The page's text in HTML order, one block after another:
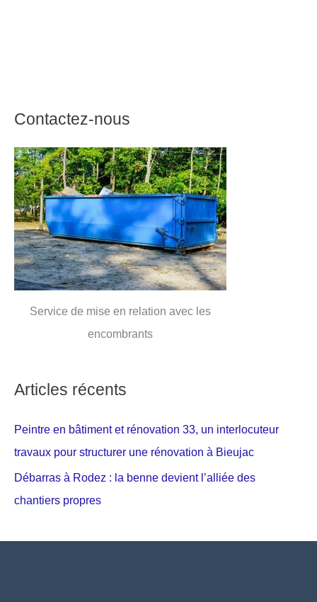
Contactez-nous
Service de mise en relation avec les
encombrants
Articles récents
Peintre en bâtiment et rénovation 33, un interlocuteur
travaux pour structurer une rénovation à Bieujac
Débarras à Rodez : la benne devient l’alliée des
chantiers propres